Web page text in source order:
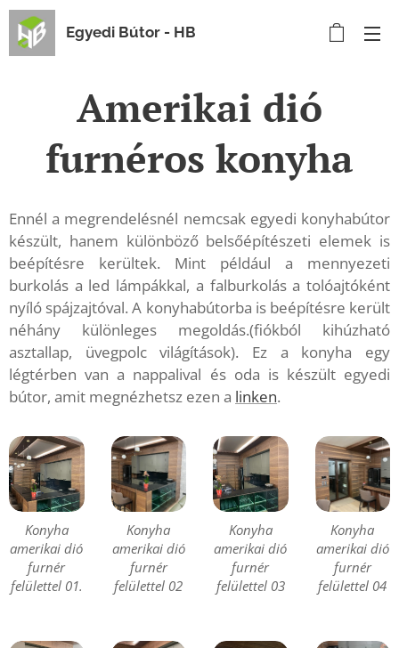
Egyedi Bútor - HB
Amerikai dió
furnéros konyha
Ennél a megrendelésnél nemcsak egyedi konyhabútor
készült, hanem különböző belsőépítészeti elemek is
beépítésre kerültek. Mint például a mennyezeti
burkolás a led lámpákkal, a falburkolás a tolóajtóként
nyíló spájzajtóval. A konyhabútorba is beépítésre került
néhány különleges megoldás.(fiókból kihúzható
asztallap, üvegpolc világítások). Ez a konyha egy
légtérben van a nappalival és oda is készült egyedi
bútor, amit megnézhetsz ezen a linken.
Konyha
amerikai dió
furnér
felülettel 01.
Konyha
amerikai dió
furnér
felülettel 02
Konyha
amerikai dió
furnér
felülettel 03
Konyha
amerikai dió
furnér
felülettel 04